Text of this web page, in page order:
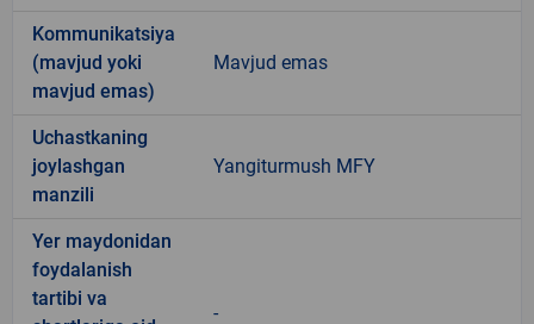
Kommunikatsiya
(mavjud yoki
mavjud emas)
Mavjud emas
Uchastkaning
joylashgan
manzili
Yangiturmush MFY
Yer maydonidan
foydalanish
tartibi va
-